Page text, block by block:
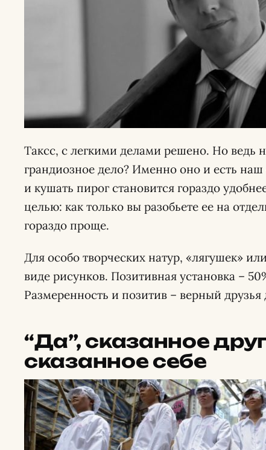
Таксс, с легкими делами решено. Но ведь
грандиозное дело? Именно оно и есть наш
и кушать пирог становится гораздо
целью: как только вы разобьете ее на
гораздо проще.
Для особо творческих натур, «лягушек»
виде рисунков. Позитивная установка –
Размеренность и позитив – верный
“Да”, сказанное
сказанное себе